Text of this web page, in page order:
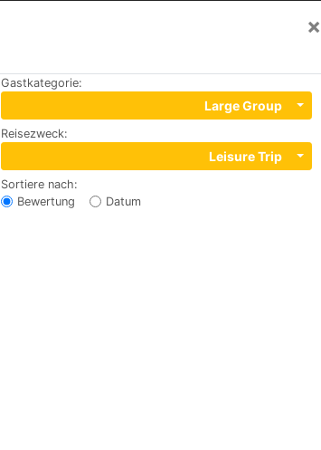
×
Gastkategorie:
Large Group
Reisezweck:
Leisure Trip
Sortiere nach:
Bewertung
Datum